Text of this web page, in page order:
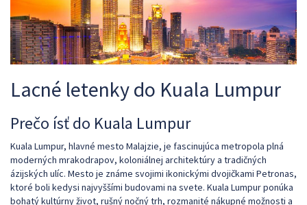
Lacné letenky do Kuala Lumpur
Prečo ísť do Kuala Lumpur
Kuala Lumpur, hlavné mesto Malajzie, je fascinujúca metropola plná
moderných mrakodrapov, koloniálnej architektúry a tradičných
ázijských ulíc. Mesto je známe svojimi ikonickými dvojičkami Petronas,
ktoré boli kedysi najvyššími budovami na svete. Kuala Lumpur ponúka
bohatý kultúrny život, rušný nočný trh, rozmanité nákupné možnosti a